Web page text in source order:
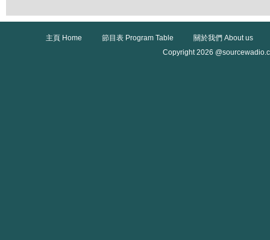
主頁 Home 節目表 Program Table
關於我們 About us
Copyright 2026